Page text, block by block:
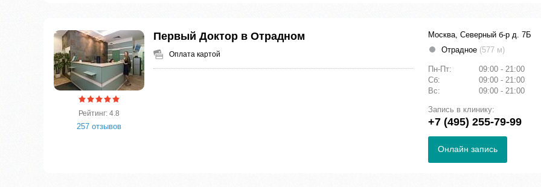
Рейтинг: 4.8
257 отзывов
Первый Доктор в Отрадном
Оплата картой
Москва, Северный б-р д. 7Б
Отрадное (577 м)
Пн-Пт:
09:00 - 21:00
Сб:
09:00 - 21:00
Вс:
09:00 - 21:00
Запись в клинику:
+7 (495) 255-79-99
Онлайн запись